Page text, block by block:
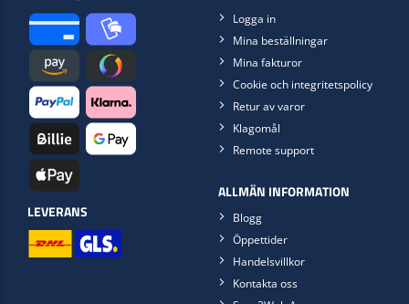
LEVERANS
Logga in
Mina beställningar
Mina fakturor
Cookie och integritetspolicy
Retur av varor
Klagomål
Remote support
ALLMÄN INFORMATION
Blogg
Öppettider
Handelsvillkor
Kontakta oss